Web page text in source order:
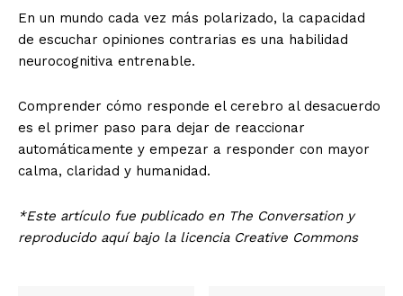
En un mundo cada vez más polarizado, la capacidad
de escuchar opiniones contrarias es una habilidad
neurocognitiva entrenable.
Comprender cómo responde el cerebro al desacuerdo
es el primer paso para dejar de reaccionar
automáticamente y empezar a responder con mayor
calma, claridad y humanidad.
*Este artículo fue publicado en The Conversation y
reproducido aquí bajo la licencia Creative Commons